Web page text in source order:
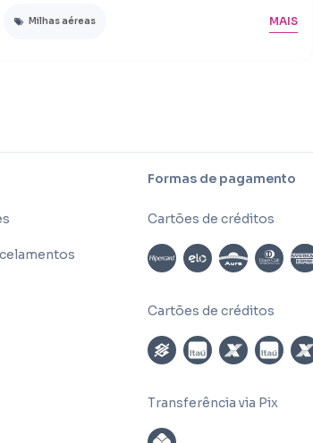
Milhas aéreas MAIS
Formas de pagamento
Cartões de créditos
Cartões de créditos
Transferência via Pix